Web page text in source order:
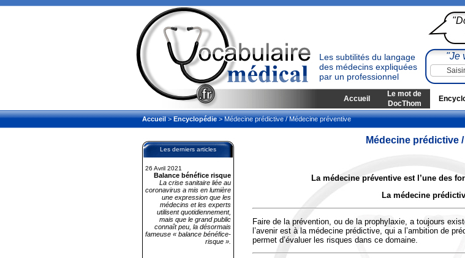
Les subtilités du langage
des médecins expliquées
par un professionnel
"Je
Accueil
Le mot de
DocThom
Accueil>Encyclopédie> Médecine prédictive / Médecine préventive
Les derniers articles
26 Avril 2021
Balance bénéfice risque
La crise sanitaire liée au
coronavirus a mis en lumière
une expression que les
médecins et les experts
utilisent quotidiennement,
mais que le grand public
connaît peu, la désormais
fameuse « balance bénéfice-
risque ».
Médecine prédictive
La médecine préventive est l’une des
La médecine
Faire de la prévention, ou de la prophylaxie, a toujours
l’avenir est à la médecine prédictive, qui a l’ambition de
permet d’évaluer les risques dans ce domaine.